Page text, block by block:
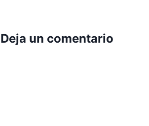
Deja un comentario